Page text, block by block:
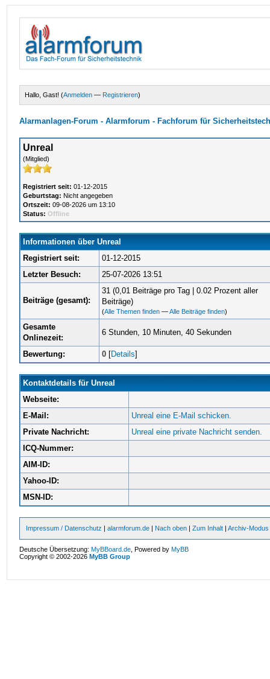
Hallo, Gast! (Anmelden — Registrieren)
Alarmanlagen-Forum - Alarmforum - Fachforum für
Unreal
(Mitglied)
Registriert seit: 01-12-2015
Geburtstag: Nicht angegeben
Ortszeit: 09-08-2026 um 13:10
Status: Offline
Informationen über Unreal
Registriert seit:
01-12-2015
Letzter Besuch:
25-07-2026 13:51
Beiträge (gesamt):
31 (0,01 Beiträge pro Tag | 0.02 Prozent aller
Beiträge)
(Alle Themen finden —Alle Beiträge finden)
Gesamte
Onlinezeit:
6 Stunden, 10 Minuten, 40 Sekunden
Bewertung: 0 [Details]
Kontaktdetails für Unreal
Webseite:
E-Mail:
Unreal eine E-Mail schicken.
Private Nachricht:
Unreal eine private Nachricht senden.
ICQ-Nummer:
AIM-ID:
Yahoo-ID:
MSN-ID:
Impressum / Datenschutz |alarmforum.de | Nach oben |Zum Inhalt |Archiv-Modus
Deutsche Übersetzung:MyBBoard.de , Powered byMyBB
Copyright © 2002-2026MyBB Group